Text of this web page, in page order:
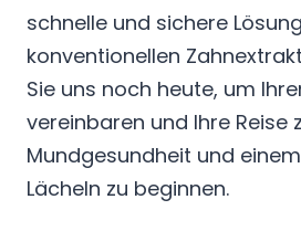
schnelle und sichere
konventionellen
Sie uns noch heute, um
vereinbaren und Ihre Reise
Mundgesundheit und
Lächeln zu beginnen.